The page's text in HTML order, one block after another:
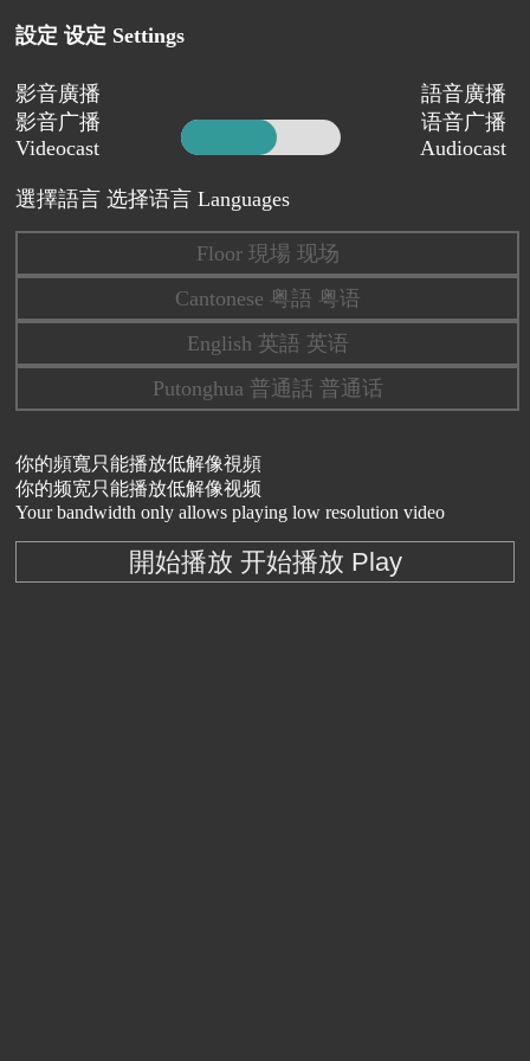
設定 设定 Settings
影音廣播
影音广播
Videocast
語音廣播
语音广播
Audiocast
選擇語言 选择语言 Languages
Floor 現場 现场
Cantonese 粤語 粤语
English 英語 英语
Putonghua 普通話 普通话
你的頻寬只能播放低解像視頻
你的频宽只能播放低解像视频
Your bandwidth only allows playing low resolution video
開始播放 开始播放 Play